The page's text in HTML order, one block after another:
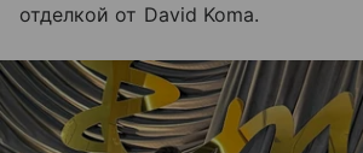
отделкой от David Koma.